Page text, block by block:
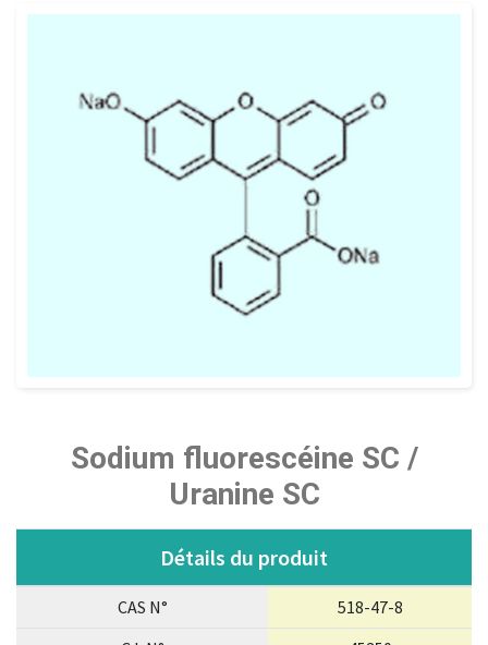
Sodium fluorescéine SC /
Uranine SC
Détails du produit
CAS N°
518-47-8